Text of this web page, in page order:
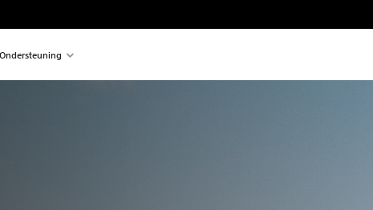
Ondersteuning